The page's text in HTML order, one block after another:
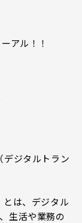
アル！！
デジタルトラン
は、デジタル
生活や業務の